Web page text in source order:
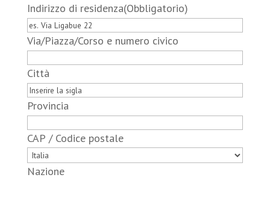
Indirizzo di residenza(Obbligatorio)
Via/Piazza/Corso e numero civico
Città
Provincia
CAP / Codice postale
Nazione